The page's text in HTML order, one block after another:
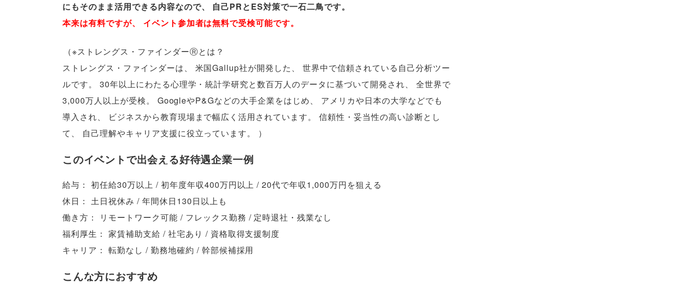
にもそのまま活用できる内容なので、 自己PRとES対策で一石二鳥です。
本来は有料ですが、 イベント参加者は無料で受検可能です。
（※ストレングス・ファインダーⓇとは？
ストレングス・ファインダーは、 米国Gallup社が開発した 、
世界中で信頼されている自己分析ツー
ルです。 30年以上にわたる心理学・統計学研究と数百万人のデータに基づいて開発され、
全世界で
3,000万人以上が受検。 GoogleやP&Gなどの大手企業をはじめ、
アメリカや日本の大学などでも
導入され、 ビジネスから教育現場まで幅広く活用されています。
信頼性・妥当性の高い診断とし
て 、 自己理解やキャリア支援に役立っています。 ）
このイベントで出会える好待遇企業一例
給与： 初任給30万以上 / 初年度年収400万円以上 / 20代で年収1,000万円を狙える
休日： 土日祝休み / 年間休日130日以上も
働き方： リモートワーク可能 / フレックス勤務 / 定時退社・残業なし
福利厚生： 家賃補助支給 / 社宅あり / 資格取得支援制度
キャリア： 転勤なし / 勤務地確約 / 幹部候補採用
こんな方におすすめ